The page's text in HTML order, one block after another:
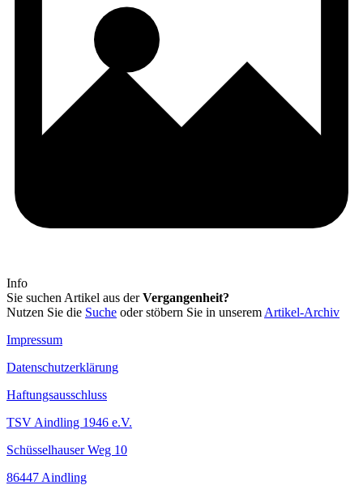
Info
Sie suchen Artikel aus derVergangenheit?
Nutzen Sie die Suche oder stöbern Sie in unserem Artikel-Archiv
Impressum
Datenschutzerklärung
Haftungsausschluss
TSV Aindling 1946 e.V.
Schüsselhauser Weg 10
86447 Aindling